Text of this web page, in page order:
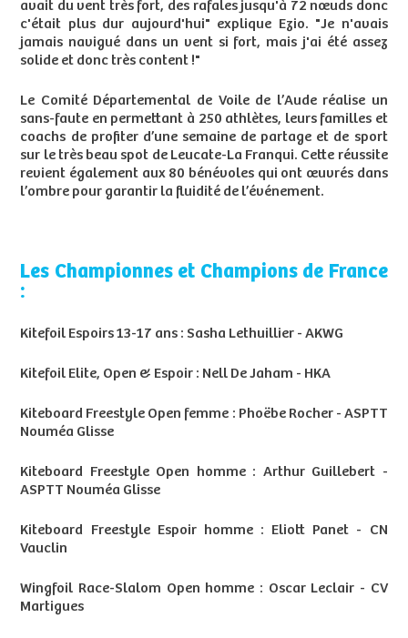
avait du vent très fort, des rafales jusqu'à 72 nœuds donc
c'était plus dur aujourd'hui" explique Ezio. "Je n'avais
jamais navigué dans un vent si fort, mais j'ai été assez
solide et donc très content !"
Le Comité Départemental de Voile de l’Aude réalise un
sans-faute en permettant à 250 athlètes, leurs familles et
coachs de profiter d’une semaine de partage et de sport
sur le très beau spot de Leucate-La Franqui. Cette réussite
revient également aux 80 bénévoles qui ont œuvrés dans
l’ombre pour garantir la fluidité de l’événement.
Les Championnes et Champions de France
:
Kitefoil Espoirs 13-17 ans : Sasha Lethuillier - AKWG
Kitefoil Elite, Open & Espoir : Nell De Jaham - HKA
Kiteboard Freestyle Open femme : Phoëbe Rocher - ASPTT
Nouméa Glisse
Kiteboard Freestyle Open homme : Arthur Guillebert -
ASPTT Nouméa Glisse
Kiteboard Freestyle Espoir homme : Eliott Panet - CN
Vauclin
Wingfoil Race-Slalom Open homme : Oscar Leclair - CV
Martigues